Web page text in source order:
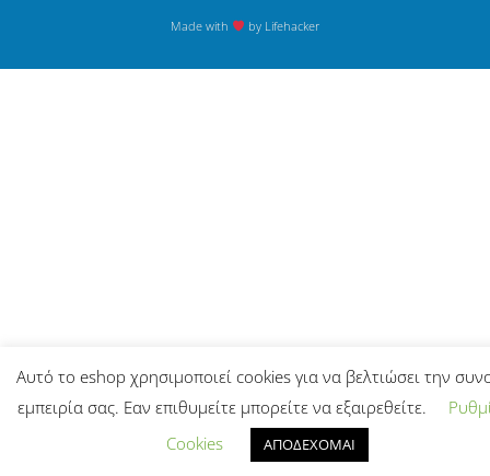
Made with by Lifehacker
Αυτό το eshop χρησιμοποιεί cookies για να βελτιώσει την
εμπειρία σας. Εαν επιθυμείτε μπορείτε να εξαιρεθείτε.
Cookies
ΑΠΟΔΕΧΟΜΑΙ